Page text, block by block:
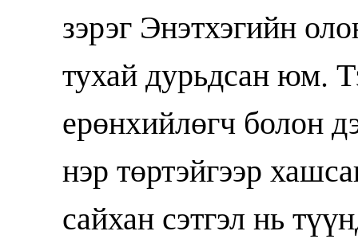
зэрэг Энэтхэгийн
тухай дурьдсан юм.
ерөнхийлөгч болон
нэр төртэйгээр
сайхан сэтгэл нь